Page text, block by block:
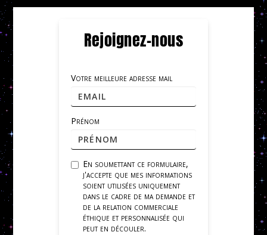
Rejoignez-nous
Votre meilleure adresse mail
Prénom
En soumettant ce formulaire,
j'accepte que mes informations
soient utilisées uniquement
dans le cadre de ma demande et
de la relation commerciale
éthique et personnalisée qui
peut en découler.